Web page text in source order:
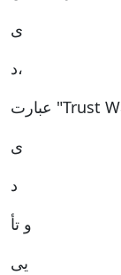
ی
د،
ی
د
و تأ
یی